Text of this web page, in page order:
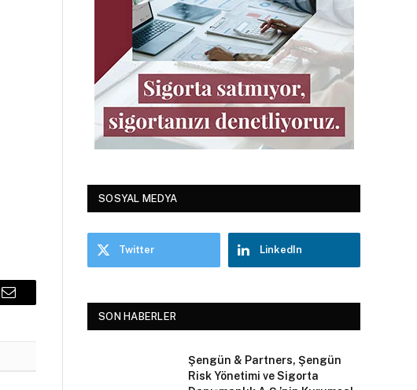
Email
SOSYAL MEDYA
Twitter LinkedIn
SON HABERLER
Şengün & Partners, Şengün
Risk Yönetimi ve Sigorta